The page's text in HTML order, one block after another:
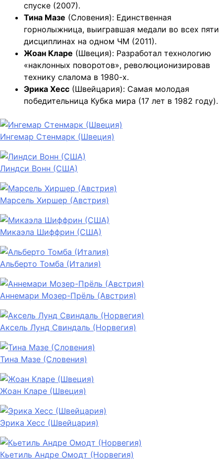
спуске (2007).
Тина Мазе (Словения): Единственная
горнолыжница, выигравшая медали во всех пяти
дисциплинах на одном ЧМ (2011).
Жоан Кларе (Швеция): Разработал технологию
«наклонных поворотов», революционизировав
технику слалома в 1980-х.
Эрика Хесс (Швейцария): Самая молодая
победительница Кубка мира (17 лет в 1982 году).
Ингемар Стенмарк (Швеция)
Линдси Вонн (США)
Марсель Хиршер (Австрия)
Микаэла Шиффрин (США)
Альберто Томба (Италия)
Аннемари Мозер-Прёль (Австрия)
Аксель Лунд Свиндаль (Норвегия)
Тина Мазе (Словения)
Жоан Кларе (Швеция)
Эрика Хесс (Швейцария)
Кьетиль Андре Омодт (Норвегия)